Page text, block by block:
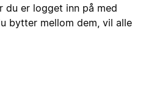
du er logget inn på med
bytter mellom dem, vil alle